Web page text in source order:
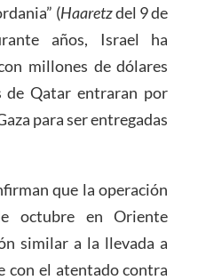
(Haaretzdel 9 de
años, Israel ha
millones de dólares
de Qatar entraran por
para ser entregadas
que la operación
octubre en Oriente
similar a la llevada a
con el atentado contra